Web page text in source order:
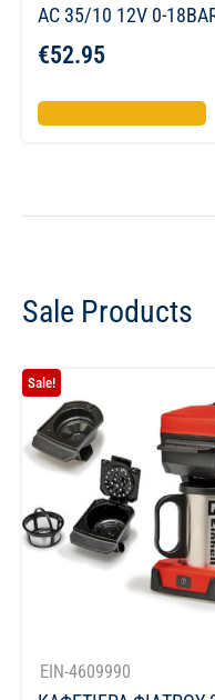
AC 35/10 12V 0-
€52.95
Sale Products
Sale!
EIN-4609990